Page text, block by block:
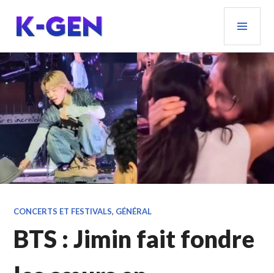
contenu
principal
K-GEN
CONCERTS ET FESTIVALS, GÉNÉRAL
BTS : Jimin fait fondre